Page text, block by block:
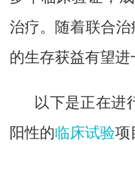
治疗。随着联合
的生存获益有望进
以下是正在进
阳性的临床试验项